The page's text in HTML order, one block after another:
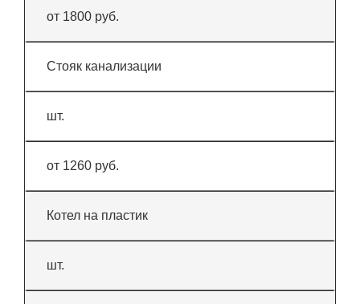
от 1800 руб.
Стояк канализации
шт.
от 1260 руб.
Котел на пластик
шт.